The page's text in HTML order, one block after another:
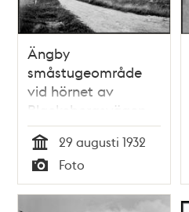
Ängby
småstugeområde
vid hörnet av
Blackebergsvägen
och Ängbyvägen
mot norr
Tid
29 augusti 1932
Typ
Foto